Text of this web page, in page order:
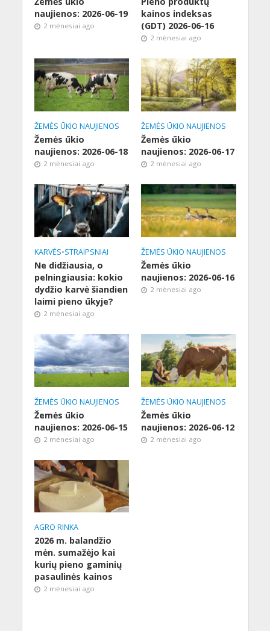
naujienos: 2026-06-19
2 mėnesiai ago
kainos indeksas
(GDT) 2026-06-16
2 mėnesiai ago
ŽEMĖS ŪKIO NAUJIENOS
Žemės ūkio
naujienos: 2026-06-18
2 mėnesiai ago
ŽEMĖS ŪKIO NAUJIENOS
Žemės ūkio
naujienos: 2026-06-17
2 mėnesiai ago
KARVĖS•STRAIPSNIAI
Ne didžiausia, o
pelningiausia: kokio
dydžio karvė šiandien
laimi pieno ūkyje?
2 mėnesiai ago
ŽEMĖS ŪKIO NAUJIENOS
Žemės ūkio
naujienos: 2026-06-16
2 mėnesiai ago
ŽEMĖS ŪKIO NAUJIENOS
Žemės ūkio
naujienos: 2026-06-15
2 mėnesiai ago
ŽEMĖS ŪKIO NAUJIENOS
Žemės ūkio
naujienos: 2026-06-12
2 mėnesiai ago
AGRO RINKA
2026 m. balandžio
mėn. sumažėjo kai
kurių pieno gaminių
pasaulinės kainos
2 mėnesiai ago